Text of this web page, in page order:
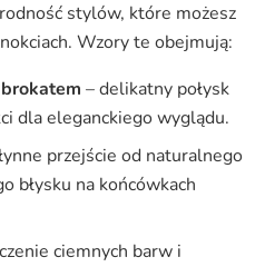
stylów, które możesz
Wzory te obejmują:
– delikatny połysk
dla eleganckiego wyglądu.
przejście od naturalnego
błysku na końcówkach
ciemnych barw i